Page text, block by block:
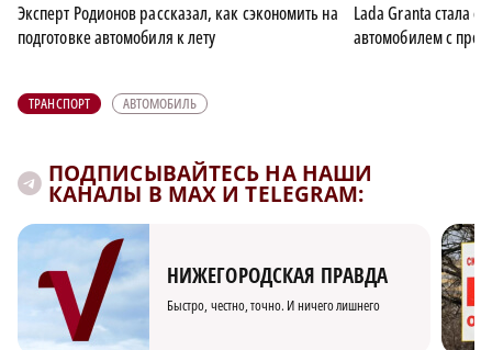
Эксперт Родионов рассказал, как сэкономить на
подготовке автомобиля к лету
Lada Granta стала
автомобилем с
ТРАНСПОРТ АВТОМОБИЛЬ
ПОДПИСЫВАЙТЕСЬ НА НАШИ
КАНАЛЫ В MAX И TELEGRAM:
НИЖЕГОРОДСКАЯ ПРАВДА
Быстро, честно, точно. И ничего лишнего